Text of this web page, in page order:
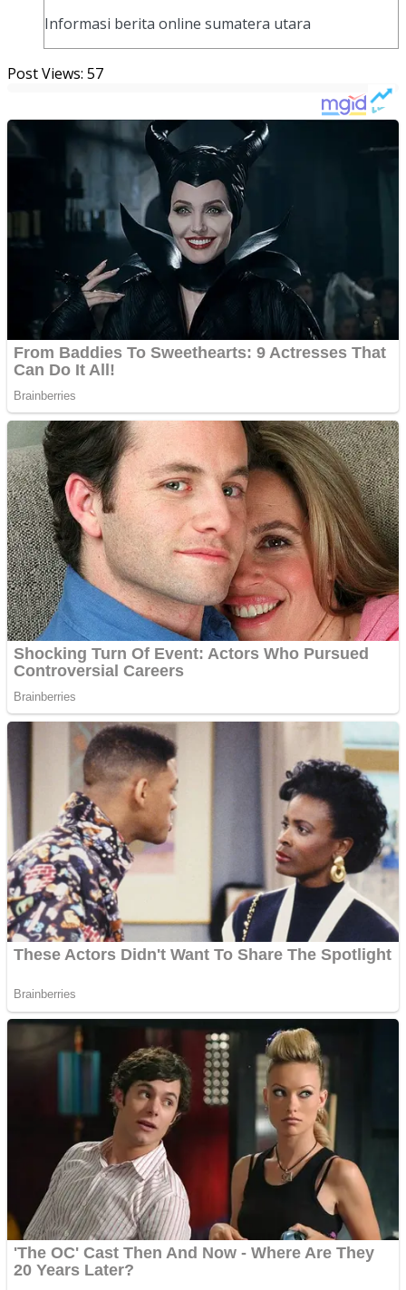
Informasi berita online sumatera utara
Post Views: 57